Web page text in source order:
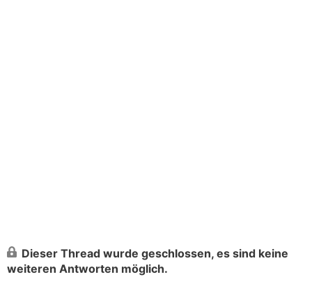
Dieser Thread wurde geschlossen, es sind keine
weiteren Antworten möglich.